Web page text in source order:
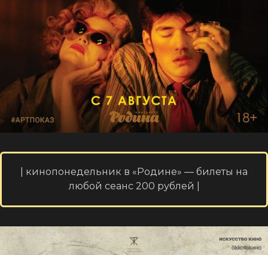
| кинопонедельник в «Родине» — билеты на
любой сеанс 200 рублей |